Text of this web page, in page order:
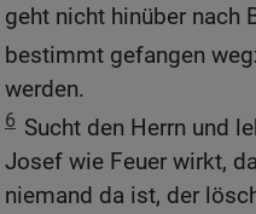
geht nicht hinüber nach
bestimmt gefangen
werden.
6 Sucht den Herrn und
Josef wie Feuer wirkt,
niemand da ist, der